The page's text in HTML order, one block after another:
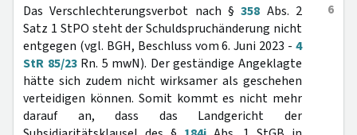
6
Das Verschlechterungsverbot nach §358 Abs. 2
Satz 1 StPO steht der Schuldspruchänderung nicht
entgegen (vgl. BGH, Beschluss vom 6. Juni 2023 - 4
StR 85/23Rn. 5 mwN). Der geständige Angeklagte
hätte sich zudem nicht wirksamer als geschehen
verteidigen können. Somit kommt es nicht mehr
darauf an, dass das Landgericht der